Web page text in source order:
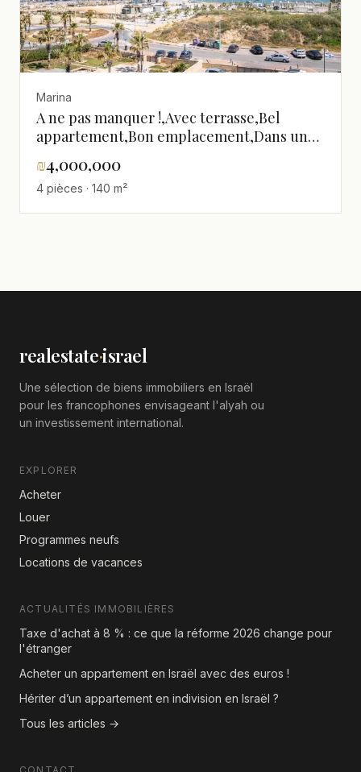
Marina
A ne pas manquer !,Avec terrasse,Bel
appartement,Bon emplacement,Dans un
mer,spacieux,Vue sur la mer
₪4,000,000
4 pièces · 140 m²
realestate·israel
Une sélection de biens immobiliers en Israël
pour les francophones envisageant l'alyah ou
un investissement international.
EXPLORER
Acheter
Louer
Programmes neufs
Locations de vacances
ACTUALITÉS IMMOBILIÈRES
Taxe d'achat à 8 % : ce que la réforme 2026 change pour
l'étranger
Acheter un appartement en Israël avec des euros !
Hériter d’un appartement en indivision en Israël ?
Tous les articles →